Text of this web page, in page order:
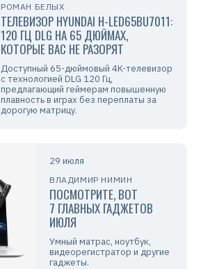
РОМАН БЕЛЫХ
ТЕЛЕВИЗОР HYUNDAI H-LED65BU7011:
120 ГЦ DLG НА 65 ДЮЙМАХ,
КОТОРЫЕ ВАС НЕ РАЗОРЯТ
Доступный 65-дюймовый 4K-телевизор
с технологией DLG 120 Гц,
предлагающий геймерам повышенную
плавность в играх без переплаты за
дорогую матрицу.
29 июля
ВЛАДИМИР НИМИН
ПОСМОТРИТЕ, ВОТ
7 ГЛАВНЫХ ГАДЖЕТОВ
ИЮЛЯ
Умный матрас, ноутбук,
видеорегистратор и другие
гаджеты.